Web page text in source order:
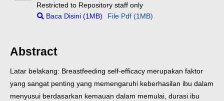
Restricted to Repository staff only
Baca Disini (1MB)
File Pdf (1MB)
Abstract
Latar belakang: Breastfeeding self-efficacy merupakan faktor
yang sangat penting yang memengaruhi keberhasilan ibu dalam
menyusui berdasarkan kemauan dalam memulai, durasi ibu